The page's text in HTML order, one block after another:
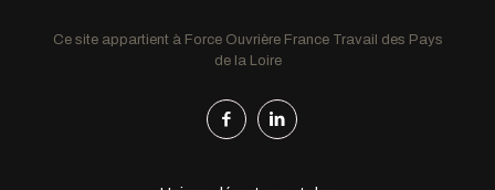
Ce site appartient à Force Ouvrière France Travail des Pays
de la Loire